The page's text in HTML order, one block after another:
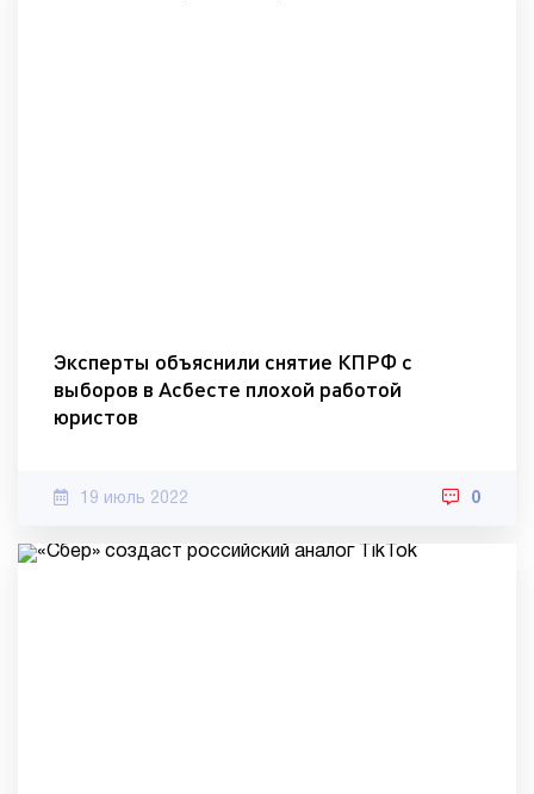
Эксперты объяснили снятие КПРФ с
выборов в Асбесте плохой работой
юристов
19 июль 2022 0